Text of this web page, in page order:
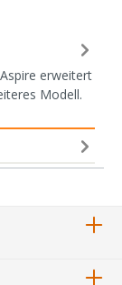
erweitert
Modell.